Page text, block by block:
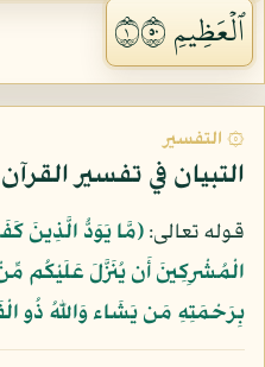
ٱلۡعَظِيمِ ١٠٥
۞ التفسير
التبيان في تفسير القرآن
قوله تعالى:﴿مَّا يَوَدُّ الَّذِينَ
الْمُشْرِكِينَ أَن يُنَزَّلَ عَلَيْكُم
بِرَحْمَتِهِ مَن يَشَاء وَاللّهُ ذُو